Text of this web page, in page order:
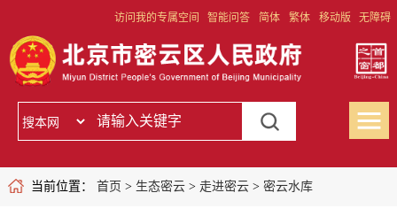
访问我的专属空间 智能问答 简体 繁体 移动版 无障碍
当前位置： 首页 > 生态密云> 走进密云> 密云水库